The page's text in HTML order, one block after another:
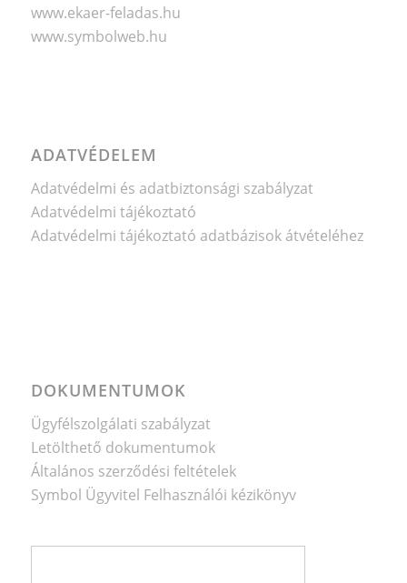
www.ekaer-feladas.hu
www.symbolweb.hu
ADATVÉDELEM
Adatvédelmi és adatbiztonsági szabályzat
Adatvédelmi tájékoztató
Adatvédelmi tájékoztató adatbázisok átvételéhez
DOKUMENTUMOK
Ügyfélszolgálati szabályzat
Letölthető dokumentumok
Általános szerződési feltételek
Symbol Ügyvitel Felhasználói kézikönyv